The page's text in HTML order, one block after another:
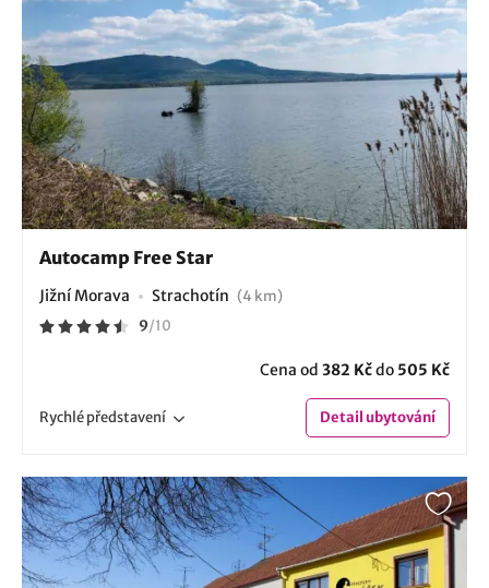
Autocamp Free Star
Jižní Morava Strachotín (4 km)
9/10
Cena od 382 Kčdo 505 Kč
Rychlépředstavení Detailubytování